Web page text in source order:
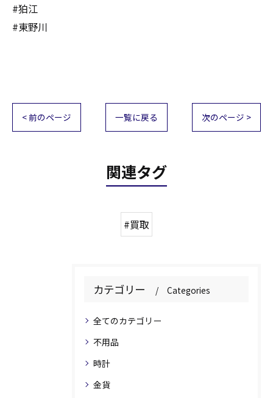
#狛江
#東野川
< 前のページ 一覧に戻る 次のページ >
関連タグ
#買取
カテゴリー Categories
全てのカテゴリー
不用品
時計
金貨